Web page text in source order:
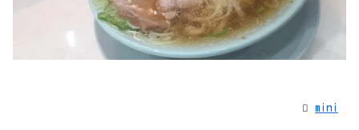
mini